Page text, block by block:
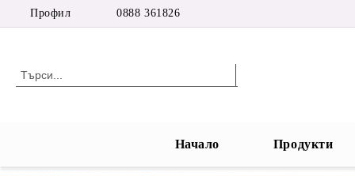
Профил 0888 361826
Начало Продукти